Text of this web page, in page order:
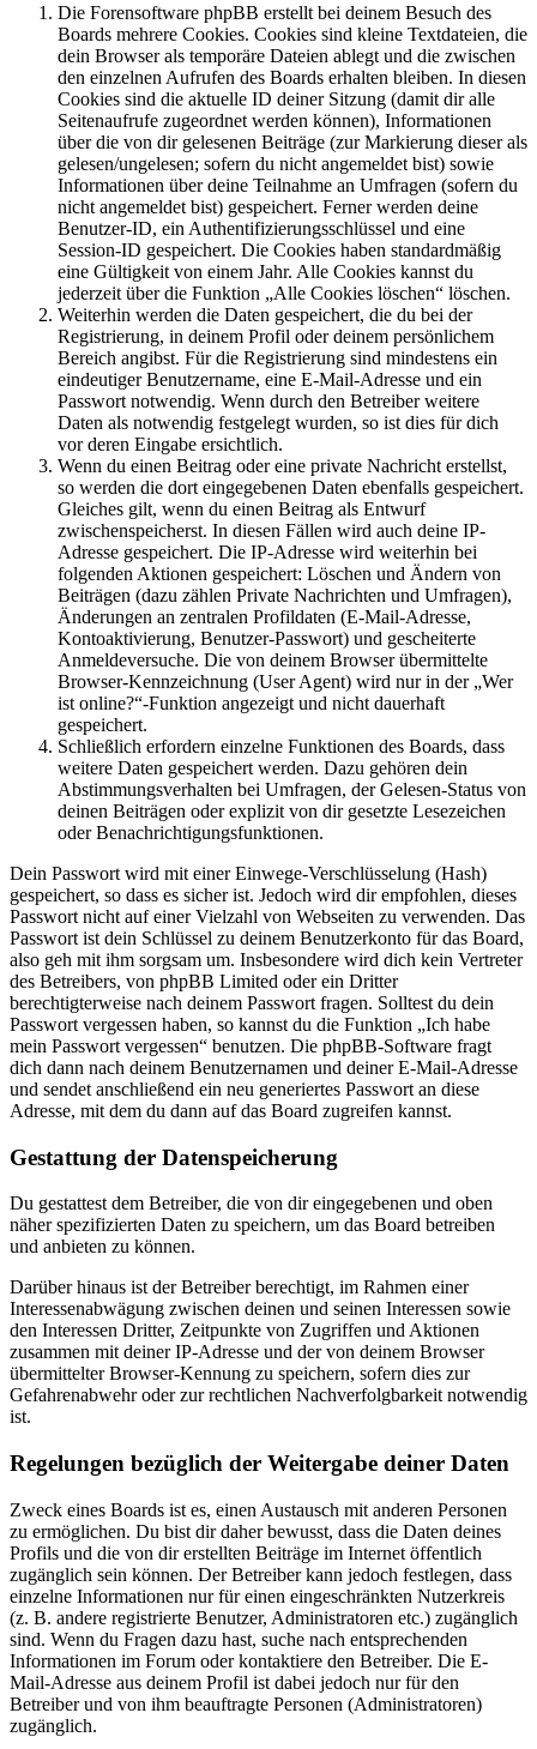
Die Forensoftware phpBB erstellt bei deinem Besuch des
Boards mehrere Cookies. Cookies sind kleine Textdateien, die
dein Browser als temporäre Dateien ablegt und die zwischen
den einzelnen Aufrufen des Boards erhalten bleiben. In diesen
Cookies sind die aktuelle ID deiner Sitzung (damit dir alle
Seitenaufrufe zugeordnet werden können), Informationen
über die von dir gelesenen Beiträge (zur Markierung dieser als
gelesen/ungelesen; sofern du nicht angemeldet bist) sowie
Informationen über deine Teilnahme an Umfragen (sofern du
nicht angemeldet bist) gespeichert. Ferner werden deine
Benutzer-ID, ein Authentifizierungsschlüssel und eine
Session-ID gespeichert. Die Cookies haben standardmäßig
eine Gültigkeit von einem Jahr. Alle Cookies kannst du
jederzeit über die Funktion „Alle Cookies löschen“ löschen.
Weiterhin werden die Daten gespeichert, die du bei der
Registrierung, in deinem Profil oder deinem persönlichem
Bereich angibst. Für die Registrierung sind mindestens ein
eindeutiger Benutzername, eine E-Mail-Adresse und ein
Passwort notwendig. Wenn durch den Betreiber weitere
Daten als notwendig festgelegt wurden, so ist dies für dich
vor deren Eingabe ersichtlich.
Wenn du einen Beitrag oder eine private Nachricht erstellst,
so werden die dort eingegebenen Daten ebenfalls gespeichert.
Gleiches gilt, wenn du einen Beitrag als Entwurf
zwischenspeicherst. In diesen Fällen wird auch deine IP-
Adresse gespeichert. Die IP-Adresse wird weiterhin bei
folgenden Aktionen gespeichert: Löschen und Ändern von
Beiträgen (dazu zählen Private Nachrichten und Umfragen),
Änderungen an zentralen Profildaten (E-Mail-Adresse,
Kontoaktivierung, Benutzer-Passwort) und gescheiterte
Anmeldeversuche. Die von deinem Browser übermittelte
Browser-Kennzeichnung (User Agent) wird nur in der „Wer
ist online?“-Funktion angezeigt und nicht dauerhaft
gespeichert.
Schließlich erfordern einzelne Funktionen des Boards, dass
weitere Daten gespeichert werden. Dazu gehören dein
Abstimmungsverhalten bei Umfragen, der Gelesen-Status von
deinen Beiträgen oder explizit von dir gesetzte Lesezeichen
oder Benachrichtigungsfunktionen.
Dein Passwort wird mit einer Einwege-Verschlüsselung (Hash)
gespeichert, so dass es sicher ist. Jedoch wird dir empfohlen, dieses
Passwort nicht auf einer Vielzahl von Webseiten zu verwenden. Das
Passwort ist dein Schlüssel zu deinem Benutzerkonto für das Board,
also geh mit ihm sorgsam um. Insbesondere wird dich kein Vertreter
des Betreibers, von phpBB Limited oder ein Dritter
berechtigterweise nach deinem Passwort fragen. Solltest du dein
Passwort vergessen haben, so kannst du die Funktion „Ich habe
mein Passwort vergessen“ benutzen. Die phpBB-Software fragt
dich dann nach deinem Benutzernamen und deiner E-Mail-Adresse
und sendet anschließend ein neu generiertes Passwort an diese
Adresse, mit dem du dann auf das Board zugreifen kannst.
Gestattung der Datenspeicherung
Du gestattest dem Betreiber, die von dir eingegebenen und oben
näher spezifizierten Daten zu speichern, um das Board betreiben
und anbieten zu können.
Darüber hinaus ist der Betreiber berechtigt, im Rahmen einer
Interessenabwägung zwischen deinen und seinen Interessen sowie
den Interessen Dritter, Zeitpunkte von Zugriffen und Aktionen
zusammen mit deiner IP-Adresse und der von deinem Browser
übermittelter Browser-Kennung zu speichern, sofern dies zur
Gefahrenabwehr oder zur rechtlichen Nachverfolgbarkeit notwendig
ist.
Regelungen bezüglich der Weitergabe deiner Daten
Zweck eines Boards ist es, einen Austausch mit anderen Personen
zu ermöglichen. Du bist dir daher bewusst, dass die Daten deines
Profils und die von dir erstellten Beiträge im Internet öffentlich
zugänglich sein können. Der Betreiber kann jedoch festlegen, dass
einzelne Informationen nur für einen eingeschränkten Nutzerkreis
(z. B. andere registrierte Benutzer, Administratoren etc.) zugänglich
sind. Wenn du Fragen dazu hast, suche nach entsprechenden
Informationen im Forum oder kontaktiere den Betreiber. Die E-
Mail-Adresse aus deinem Profil ist dabei jedoch nur für den
Betreiber und von ihm beauftragte Personen (Administratoren)
zugänglich.